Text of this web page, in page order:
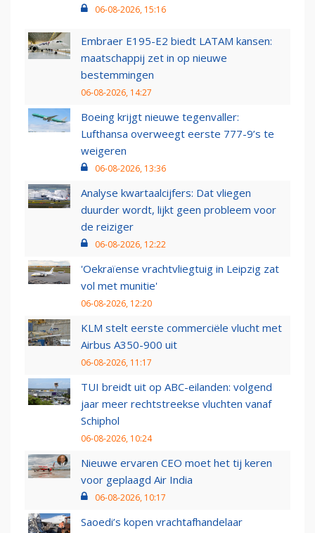
06-08-2026, 15:16
Embraer E195-E2 biedt LATAM kansen:
maatschappij zet in op nieuwe
bestemmingen
06-08-2026, 14:27
Boeing krijgt nieuwe tegenvaller:
Lufthansa overweegt eerste 777-9’s te
weigeren
06-08-2026, 13:36
Analyse kwartaalcijfers: Dat vliegen
duurder wordt, lijkt geen probleem voor
de reiziger
06-08-2026, 12:22
'Oekraïense vrachtvliegtuig in Leipzig zat
vol met munitie'
06-08-2026, 12:20
KLM stelt eerste commerciële vlucht met
Airbus A350-900 uit
06-08-2026, 11:17
TUI breidt uit op ABC-eilanden: volgend
jaar meer rechtstreekse vluchten vanaf
Schiphol
06-08-2026, 10:24
Nieuwe ervaren CEO moet het tij keren
voor geplaagd Air India
06-08-2026, 10:17
Saoedi’s kopen vrachtafhandelaar